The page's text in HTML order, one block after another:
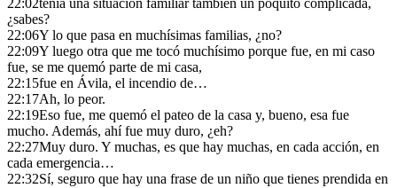
22:02tenía una situación familiar también un poquito complicada,
¿sabes?
22:06Y lo que pasa en muchísimas familias, ¿no?
22:09Y luego otra que me tocó muchísimo porque fue, en mi caso
fue, se me quemó parte de mi casa,
22:15fue en Ávila, el incendio de…
22:17Ah, lo peor.
22:19Eso fue, me quemó el pateo de la casa y, bueno, esa fue
mucho. Además, ahí fue muy duro, ¿eh?
22:27Muy duro. Y muchas, es que hay muchas, en cada acción, en
cada emergencia…
22:32Sí, seguro que hay una frase de un niño que tienes prendida en